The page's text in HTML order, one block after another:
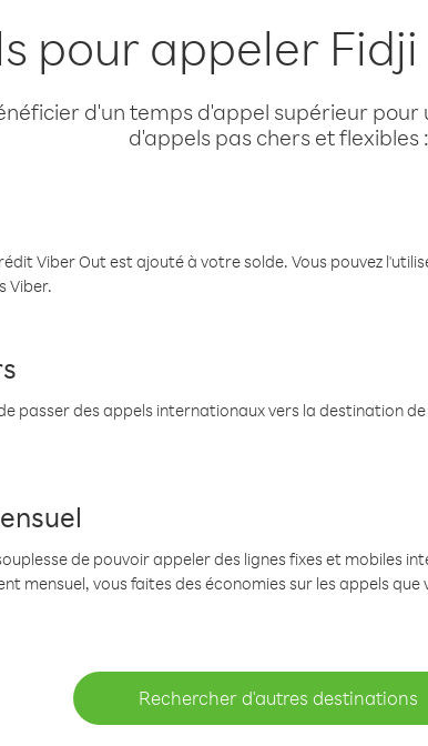
pour appeler
d'un temps d'appel supérieur pour
d'appels pas chers et flexibles :
Viber Out est ajouté à votre solde. Vous pouvez
Viber.
passer des appels internationaux vers la destination
de pouvoir appeler des lignes fixes et mobiles
mensuel, vous faites des économies sur les appels que
Rechercher d'autres destinations